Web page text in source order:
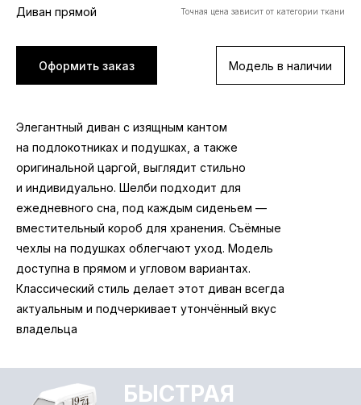
Оформить заказ Модель в наличии
Диван прямой
Элегантный диван с изящным кантом
на подлокотниках и подушках, а также
оригинальной царгой, выглядит стильно
и индивидуально. Шелби подходит для
ежедневного сна, под каждым сиденьем —
вместительный короб для хранения. Съёмные
чехлы на подушках облегчают уход. Модель
доступна в прямом и угловом вариантах.
Классический стиль делает этот диван всегда
актуальным и подчеркивает утончённый вкус
владельца
Точная цена зависит от категории ткани
БЫСТРАЯ
Комфортный диван — основа полноценного
пружинный блок равномерно распределяют
нагрузку и поддерживают позвоночник,
обеспечивая ортопедический эффект
Идеальная гармония структуры и формы.
Украсит любую обстановку. Кант на
подлокотниках
и подушках, элегантная основа — детали,
подчеркивающие индивидуальность.
Широкие возможности конфигурации
Высокие гладкие подушки со съёмными
выдерживают повышенную нагрузку. Диван
подходит для ежедневного сна. Доступны